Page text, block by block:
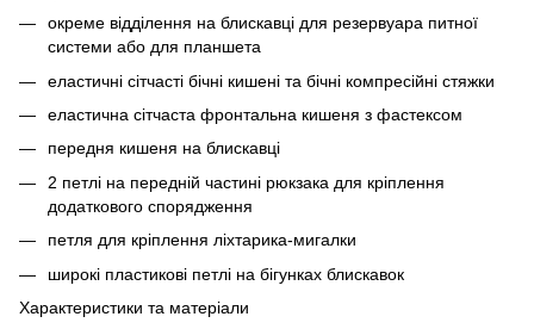
окреме відділення на блискавці для резервуара питної
системи або для планшета
еластичні сітчасті бічні кишені та бічні компресійні стяжки
еластична сітчаста фронтальна кишеня з фастексом
передня кишеня на блискавці
2 петлі на передній частині рюкзака для кріплення
додаткового спорядження
петля для кріплення ліхтарика-мигалки
широкі пластикові петлі на бігунках блискавок
Характеристики та матеріали